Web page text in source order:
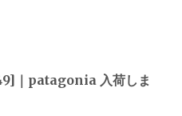
｜patagonia 入荷しま